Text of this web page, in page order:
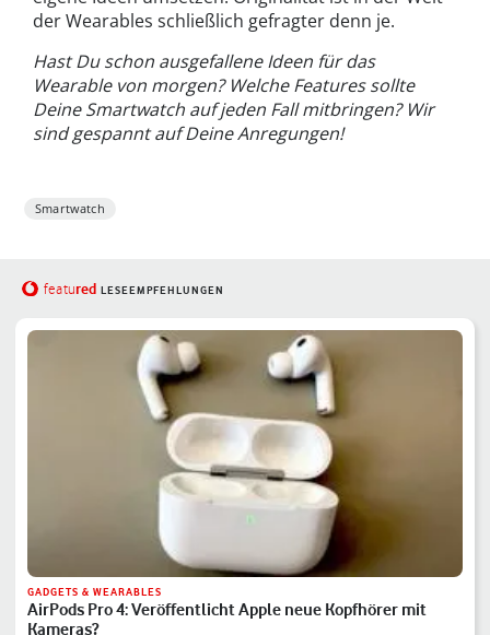
der Wearables schließlich gefragter denn je.
Hast Du schon ausgefallene Ideen für das
Wearable von morgen? Welche Features sollte
Deine Smartwatch auf jeden Fall mitbringen? Wir
sind gespannt auf Deine Anregungen!
Smartwatch
featured LESEEMPFEHLUNGEN
GADGETS & WEARABLES
AirPods Pro 4: Veröffentlicht Apple neue Kopfhörer mit
Kameras?